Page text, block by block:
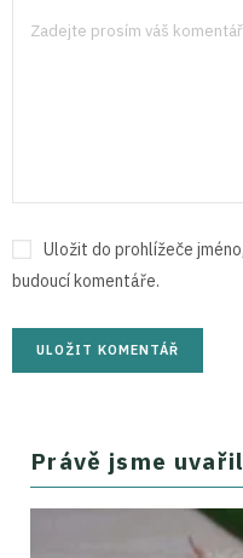
Uložit do prohlížeče
budoucí komentáře.
Právě jsme